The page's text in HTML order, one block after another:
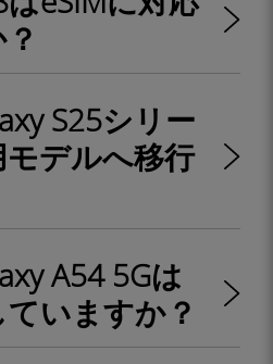
S25シリー
モデルへ移行
A54 5Gは
いますか？